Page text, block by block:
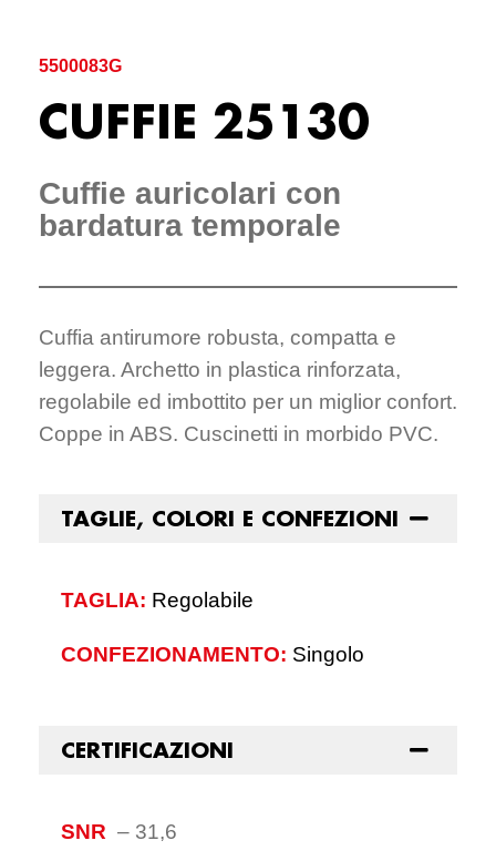
5500083G
CUFFIE 25130
Cuffie auricolari con
bardatura temporale
Cuffia antirumore robusta, compatta e
leggera. Archetto in plastica rinforzata,
regolabile ed imbottito per un miglior confort.
Coppe in ABS. Cuscinetti in morbido PVC.
TAGLIE, COLORI E CONFEZIONI
TAGLIA: Regolabile
CONFEZIONAMENTO: Singolo
CERTIFICAZIONI
SNR – 31,6